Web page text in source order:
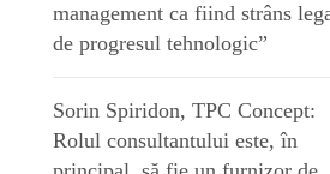
management ca fiind strâns
de progresul tehnologic”
Sorin Spiridon, TPC Concept:
Rolul consultantului este, în